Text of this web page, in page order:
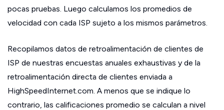
pocas pruebas. Luego calculamos los promedios de
velocidad con cada ISP sujeto a los mismos parámetros.
Recopilamos datos de retroalimentación de clientes de
ISP de nuestras encuestas anuales exhaustivas y de la
retroalimentación directa de clientes enviada a
HighSpeedInternet.com. A menos que se indique lo
contrario, las calificaciones promedio se calculan a nivel